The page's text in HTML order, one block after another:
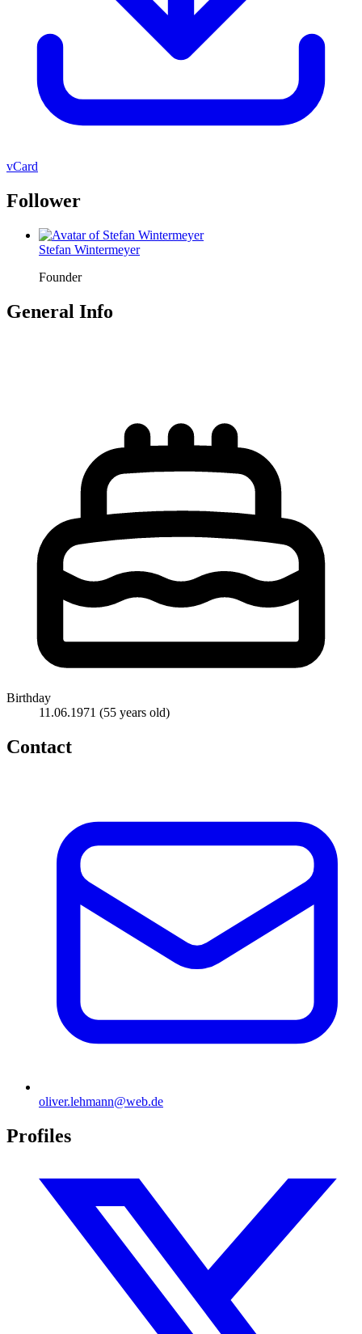
vCard
Follower
Stefan Wintermeyer
Founder
General Info
Birthday
11.06.1971 (55 years old)
Contact
oliver.lehmann@web.de
Profiles